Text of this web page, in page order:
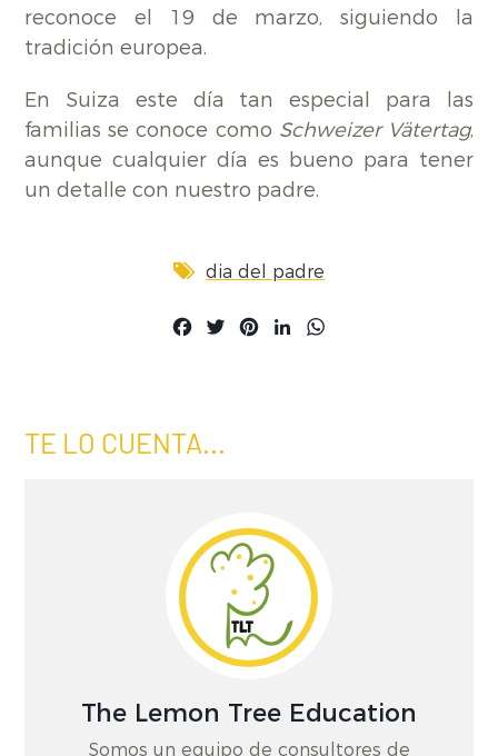
reconoce el 19 de marzo, siguiendo la
tradición europea.
En Suiza este día tan especial para las
familias se conoce como Schweizer Vätertag,
aunque cualquier día es bueno para tener
un detalle con nuestro padre.
dia del padre
Facebook
TwitterPinterestLinkedIn
TE LO CUENTA...
The Lemon Tree Education
Somos un equipo de consultores de